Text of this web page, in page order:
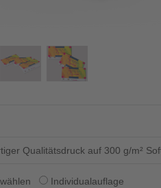
Qualitätsdruck auf 300 g/m²
Individualauflage